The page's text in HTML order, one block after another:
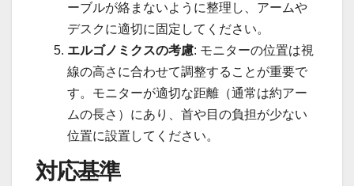
ーブルが絡まないように整理し、アームや
デスクに適切に固定してください。
エルゴノミクスの考慮: モニターの位置は視
線の高さに合わせて調整することが重要で
す。モニターが適切な距離（通常は約アー
ムの長さ）にあり、首や目の負担が少ない
位置に設置してください。
対応基準